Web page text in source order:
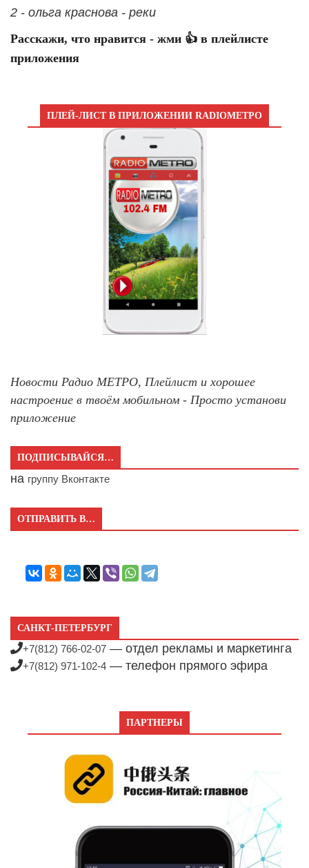
2 - ольга краснова - реки
Расскажи, что нравится - жми 👍 в плейлисте
приложения
ПЛЕЙ-ЛИСТ В ПРИЛОЖЕНИИ RADIOМЕТРО
Новости Радио МЕТРО, Плейлист и хорошее
настроение в твоём мобильном - Просто установи
приложение
ПОДПИСЫВАЙСЯ…
на группу Вконтакте
ОТПРАВИТЬ В…
САНКТ-ПЕТЕРБУРГ
+7(812) 766-02-07 — отдел рекламы и маркетинга
+7(812) 971-102-4 — телефон прямого эфира
ПАРТНЕРЫ